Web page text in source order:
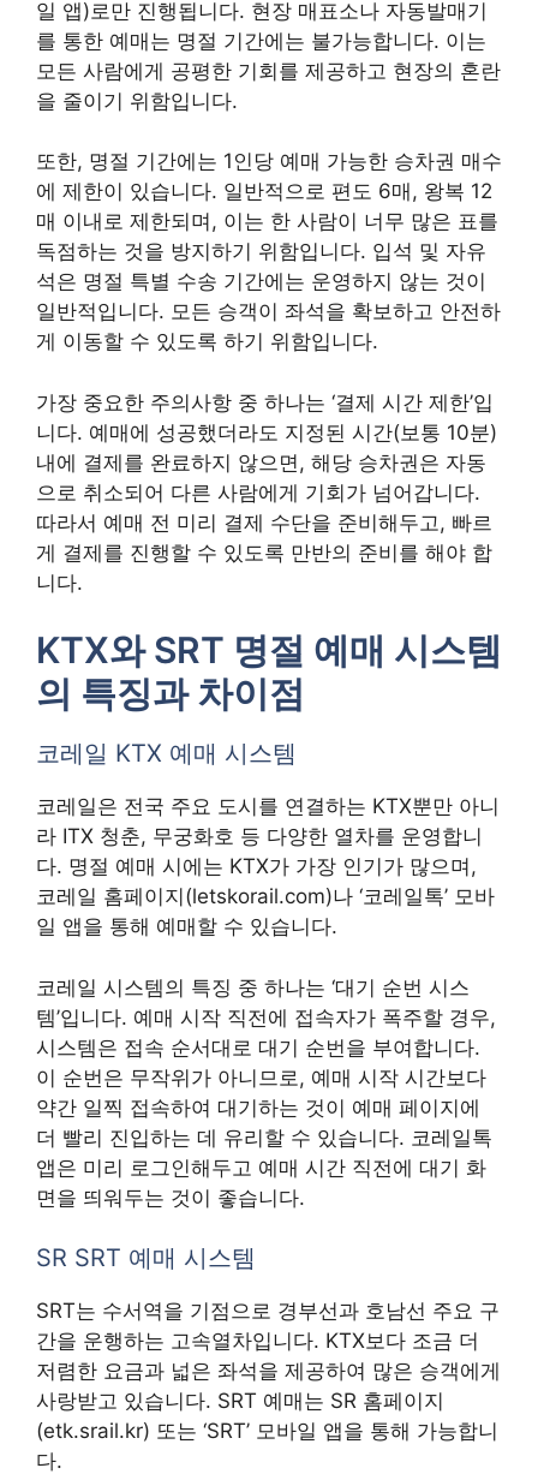
일 앱)로만 진행됩니다. 현장 매표소나 자동발매기
를 통한 예매는 명절 기간에는 불가능합니다. 이는
모든 사람에게 공평한 기회를 제공하고 현장의 혼란
을 줄이기 위함입니다.
또한, 명절 기간에는 1인당 예매 가능한 승차권 매수
에 제한이 있습니다. 일반적으로 편도 6매, 왕복 12
매 이내로 제한되며, 이는 한 사람이 너무 많은 표를
독점하는 것을 방지하기 위함입니다. 입석 및 자유
석은 명절 특별 수송 기간에는 운영하지 않는 것이
일반적입니다. 모든 승객이 좌석을 확보하고 안전하
게 이동할 수 있도록 하기 위함입니다.
가장 중요한 주의사항 중 하나는 ‘결제 시간 제한’입
니다. 예매에 성공했더라도 지정된 시간(보통 10분)
내에 결제를 완료하지 않으면, 해당 승차권은 자동
으로 취소되어 다른 사람에게 기회가 넘어갑니다.
따라서 예매 전 미리 결제 수단을 준비해두고, 빠르
게 결제를 진행할 수 있도록 만반의 준비를 해야 합
니다.
KTX와 SRT 명절 예매 시스템
의 특징과 차이점
코레일 KTX 예매 시스템
코레일은 전국 주요 도시를 연결하는 KTX뿐만 아니
라 ITX 청춘, 무궁화호 등 다양한 열차를 운영합니
다. 명절 예매 시에는 KTX가 가장 인기가 많으며,
코레일 홈페이지(letskorail.com)나 ‘코레일톡’ 모바
일 앱을 통해 예매할 수 있습니다.
코레일 시스템의 특징 중 하나는 ‘대기 순번 시스
템’입니다. 예매 시작 직전에 접속자가 폭주할 경우,
시스템은 접속 순서대로 대기 순번을 부여합니다.
이 순번은 무작위가 아니므로, 예매 시작 시간보다
약간 일찍 접속하여 대기하는 것이 예매 페이지에
더 빨리 진입하는 데 유리할 수 있습니다. 코레일톡
앱은 미리 로그인해두고 예매 시간 직전에 대기 화
면을 띄워두는 것이 좋습니다.
SR SRT 예매 시스템
SRT는 수서역을 기점으로 경부선과 호남선 주요 구
간을 운행하는 고속열차입니다. KTX보다 조금 더
저렴한 요금과 넓은 좌석을 제공하여 많은 승객에게
사랑받고 있습니다. SRT 예매는 SR 홈페이지
(etk.srail.kr) 또는 ‘SRT’ 모바일 앱을 통해 가능합니
다.